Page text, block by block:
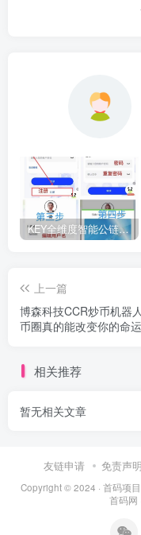
KEY全维度智能公链，24小时启动一次，手机挖矿
上一篇
博森科技CCR炒币机器
币圈真的能改变你的命
相关推荐
暂无相关文章
友链申请 免责声明
Copyright © 2024 · 首码项
首码网